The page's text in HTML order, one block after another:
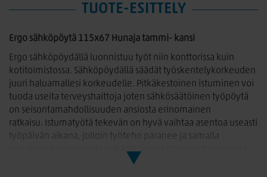
TUOTE-ESITTELY
Ergo sähköpöytä 115x67 Hunaja tammi- kansi
Ergo sähköpöydällä luonnistuu työt niin konttorissa kuin
kotitoimistossa. Sähköpöydällä säädät työskentelykorkeuden
juuri haluamallesi korkeudelle. Pitkäkestoinen istuminen voi
tuoda useita terveyshaittoja joten sähkösäätöinen työpöytä
on seisontamahdollisuuden ansiosta erinomainen
ratkaisu. Istumatyötä tekevän on hyvä vaihtaa asentoa useasti
työpäivän aikana, jolloin työteho paranee ja samalla
ennaltaehkäisee useita pitkäaikaisesta istumisesta johtuvia
terveydellisiä vaivoja. Sähköpöydän laadukas ja hiljainen